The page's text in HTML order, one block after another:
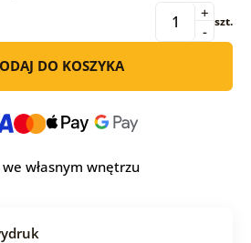
-
+ szt.
DO KOSZYKA
własnym wnętrzu